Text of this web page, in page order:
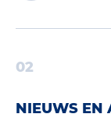
02
NIEUWS EN